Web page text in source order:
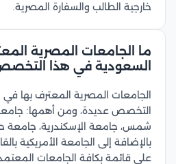
خارجية الطالب والسفارة المصرية.
ما الجامعات المصرية
السعودية في هذا
الجامعات المصرية المعترف بها
التخصص عديدة، ومن أهمها:
شمس، جامعة الإسكندرية، جامعة
بالإضافة إلى الجامعة الأمريكية
على قائمة بكافة الجامعات